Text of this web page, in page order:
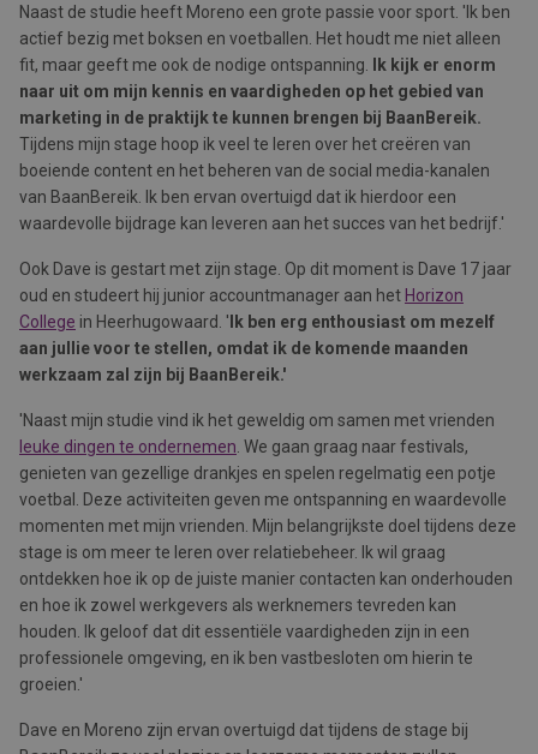
Naast de studie heeft Moreno een grote passie voor sport. 'Ik ben
actief bezig met boksen en voetballen. Het houdt me niet alleen
fit, maar geeft me ook de nodige ontspanning.
Ik kijk er enorm
naar uit om mijn kennis en vaardigheden op het gebied van
marketing in de praktijk te kunnen brengen bij BaanBereik.
Tijdens mijn stage hoop ik veel te leren over het creëren van
boeiende content en het beheren van de social media-kanalen
van BaanBereik. Ik ben ervan overtuigd dat ik hierdoor een
waardevolle bijdrage kan leveren aan het succes van het bedrijf.'
Ook Dave is gestart met zijn stage. Op dit moment is Dave 17 jaar
oud en studeert hij junior accountmanager aan het Horizon
College in Heerhugowaard. ' Ik ben erg enthousiast om mezelf
aan jullie voor te stellen, omdat ik de komende maanden
werkzaam zal zijn bij BaanBereik.'
'Naast mijn studie vind ik het geweldig om samen met vrienden
leuke dingen te ondernemen . We gaan graag naar festivals,
genieten van gezellige drankjes en spelen regelmatig een potje
voetbal. Deze activiteiten geven me ontspanning en waardevolle
momenten met mijn vrienden. Mijn belangrijkste doel tijdens deze
stage is om meer te leren over relatiebeheer. Ik wil graag
ontdekken hoe ik op de juiste manier contacten kan onderhouden
en hoe ik zowel werkgevers als werknemers tevreden kan
houden. Ik geloof dat dit essentiële vaardigheden zijn in een
professionele omgeving, en ik ben vastbesloten om hierin te
groeien.'
Dave en Moreno zijn ervan overtuigd dat tijdens de stage bij